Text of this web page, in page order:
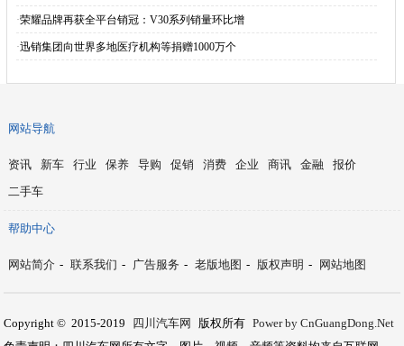
·荣耀品牌再获全平台销冠：V30系列销量环比增
·迅销集团向世界多地医疗机构等捐赠1000万个
网站导航
资讯 新车 行业 保养 导购 促销 消费 企业 商讯 金融
报价
二手车
帮助中心
网站简介 - 联系我们 - 广告服务 - 老版地图 - 版权声明 - 网站地图
Copyright © 2015-2019 四川汽车网 版权所有 Power by CnGuangDong.Net